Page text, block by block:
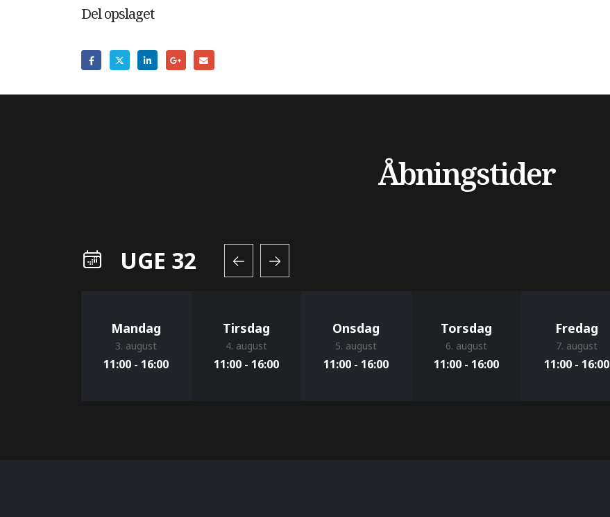
Del opslaget
Åbningstider
UGE 32
Mandag
3. august
11:00 - 16:00
Tirsdag
4. august
11:00 - 16:00
Onsdag
5. august
11:00 - 16:00
Torsdag
6. august
11:00 - 16:00
Fredag
7. august
11:00 - 16:00